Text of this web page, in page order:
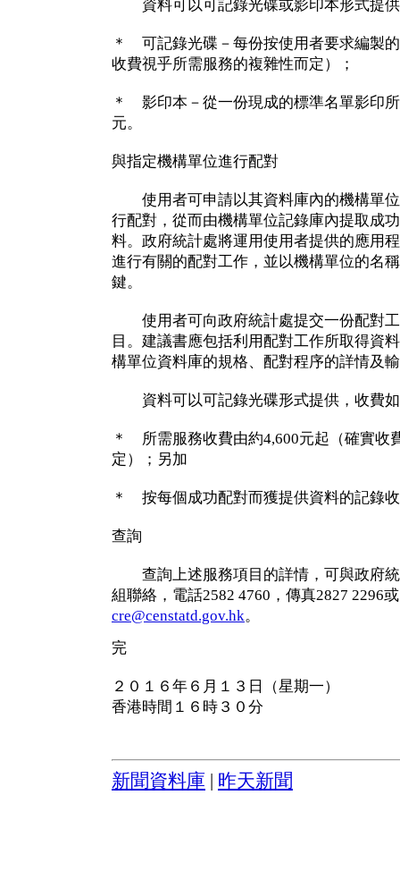
資料可以可記錄光碟或影印本形式提供
＊ 可記錄光碟－每份按使用者要求編製
收費視乎所需服務的複雜性而定）；
＊ 影印本－從一份現成的標準名單影印
元。
與指定機構單位進行配對
使用者可申請以其資料庫內的機構單位
行配對，從而由機構單位記錄庫內提取成
料。政府統計處將運用使用者提供的應用
進行有關的配對工作，並以機構單位的名
鍵。
使用者可向政府統計處提交一份配對工
目。建議書應包括利用配對工作所取得資
構單位資料庫的規格、配對程序的詳情及
資料可以可記錄光碟形式提供，收費
＊ 所需服務收費由約4,600元起（確實收
定）；另加
＊ 按每個成功配對而獲提供資料的記錄
查詢
查詢上述服務項目的詳情，可與政府統
組聯絡，電話2582 4760，傳真2827 2296
cre@censtatd.gov.hk。
完
２０１６年６月１３日（星期一）
香港時間１６時３０分
新聞資料庫 昨天新聞